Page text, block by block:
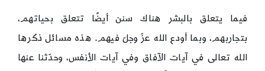
فيما يتعلق بالبشر هناك سنن أيضًا تتعلق بحياتهم،
بتجاربهم، وبما أودع الله عزّ وجلّ فيهم. هذه مسائل ذكرها
الله تعالى في آيات الآفاق وفي آيات الأنفس، وحدّثنا عنها